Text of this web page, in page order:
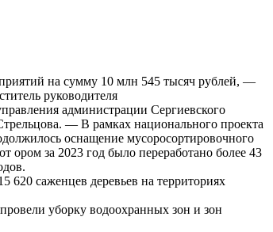
на сум­му 10 млн 545 тысяч рублей, —
руководителя
администрации Сергиевского
— В рамках национального проекта
оснащение мусоросортировочного
ором за 2023 год было переработано более 43
620 саженцев деревьев на территориях
уборку водоохранных зон и зон